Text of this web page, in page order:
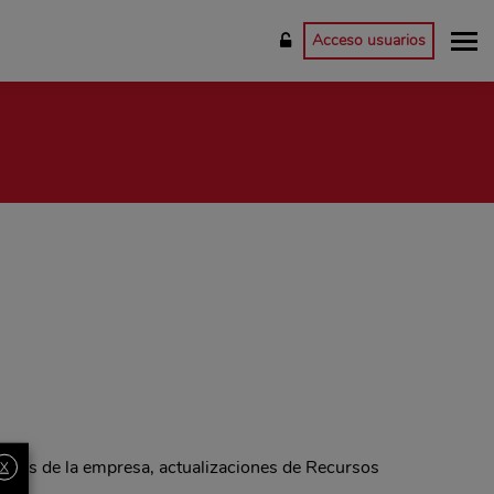
Acceso usuarios
de la empresa, actualizaciones de Recursos
X